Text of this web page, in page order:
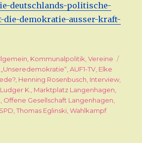
deutschlands-politische-
die-demokratie-ausser-kraft-
, Kommunalpolitik,Vereine
„Unseredemokratie“,AUF1-TV, Elke
, Henning Rosenbusch, Interview,
Ludger K., Marktplatz Langenhagen,
, Offene Gesellschaft Langenhagen,
SPD,Thomas Eglinski,Wahlkampf